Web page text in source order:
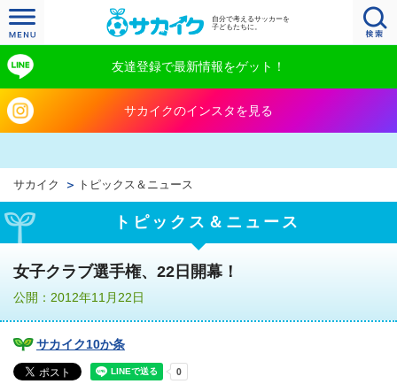
自分で考えるサッカーを
子どもたちに。
友達登録で最新情報をゲット！
サカイクのインスタを見る
サカイク トピックス＆ニュース
トピックス＆ニュース
女子クラブ選手権、22日開幕！
公開：2012年11月22日
サカイク10か条